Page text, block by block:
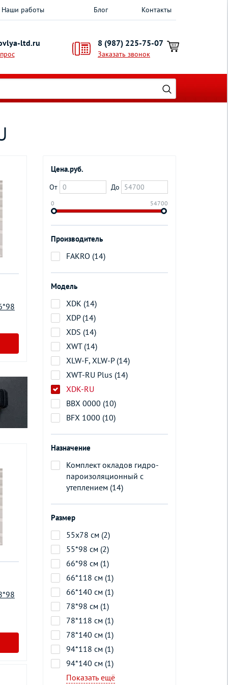
Наши работы Блог Контакты
ltd.ru 8 (987) 225-75-07
Заказать звонок
Цена.руб.
От До
0 54700
Производитель
FAKRO (14)
Модель
XDK (14)
XDP (14)
XDS (14)
XWT (14)
XLW-F, XLW-P (14)
XWT-RU Plus (14)
XDK-RU
BBX 0000 (10)
BFX 1000 (10)
Назначение
Комплект окладов гидро-
пароизоляционный c
утеплением (14)
Размер
55х78 см (2)
55*98 см (2)
66*98 см (1)
66*118 см (1)
66*140 см (1)
78*98 см (1)
78*118 см (1)
78*140 см (1)
94*118 см (1)
94*140 см (1)
Показать ещё